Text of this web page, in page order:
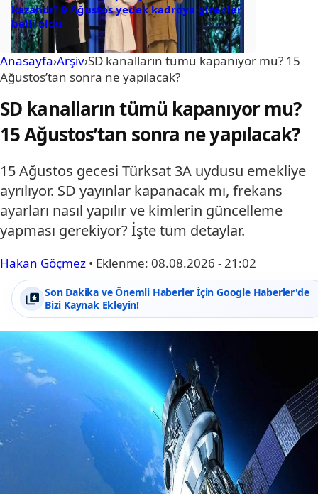
kazandı? 9 Ağustos yedek kadroya girenler
belli oldu
Anasayfa›Arşiv›SD kanalların tümü kapanıyor mu? 15
Ağustos’tan sonra ne yapılacak?
SD kanalların tümü kapanıyor mu?
15 Ağustos’tan sonra ne yapılacak?
15 Ağustos gecesi Türksat 3A uydusu emekliye
ayrılıyor. SD yayınlar kapanacak mı, frekans
ayarları nasıl yapılır ve kimlerin güncelleme
yapması gerekiyor? İşte tüm detaylar.
Hakan Göçmez • Eklenme: 08.08.2026 - 21:02
Son Dakika ve Önemli Haberler İçin Google Haberler'de
Bizi Kaynak Ekleyin!